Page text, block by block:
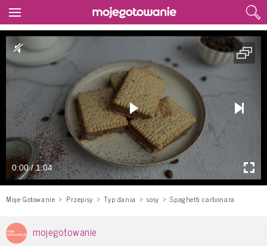
0:00 / 1:04
Moje Gotowanie Przepisy Typ dania sosy Spaghetti carbonara
mojegotowanie